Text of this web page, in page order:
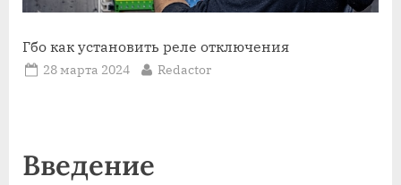
Гбо как установить реле отключения
Posted
28 марта 2024 By
Redactor
Введение